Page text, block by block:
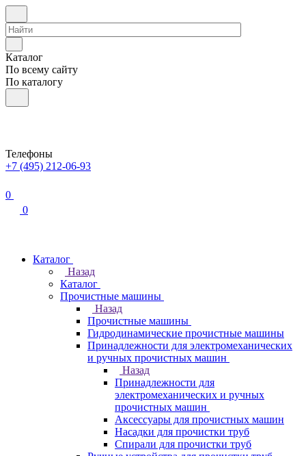
Каталог
По всему сайту
По каталогу
Телефоны
+7 (495) 212-06-93
0
0
Каталог
Назад
Каталог
Прочистные машины
Назад
Прочистные машины
Гидродинамические прочистные машины
Принадлежности для электромеханических
и ручных прочистных машин
Назад
Принадлежности для
электромеханических и ручных
прочистных машин
Аксессуары для прочистных машин
Насадки для прочистки труб
Спирали для прочистки труб